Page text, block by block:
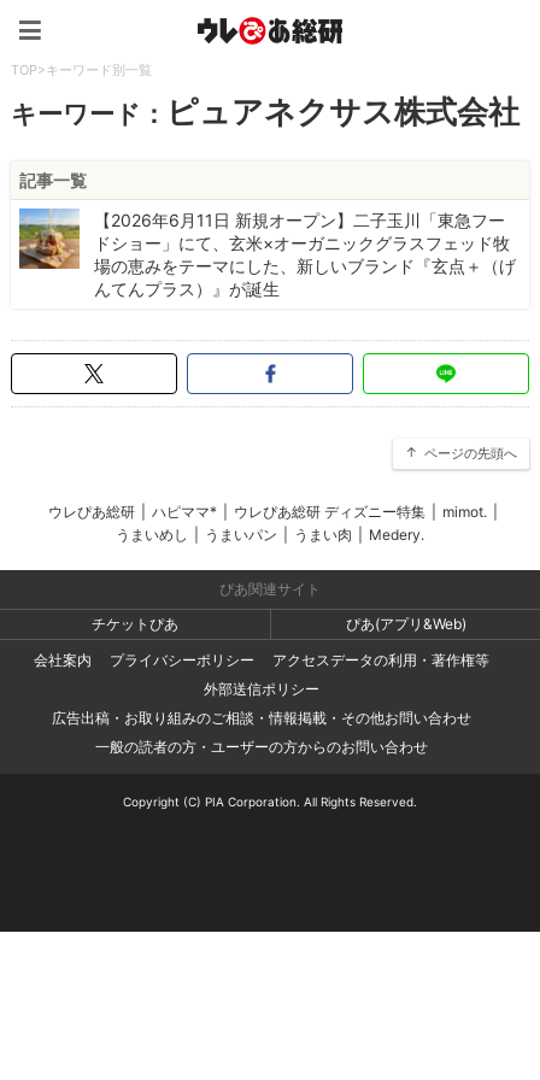
TOP>キーワード別一覧
キーワード： ピュアネクサス株式会社
記事一覧
【2026年6月11日 新規オープン】二子玉川「東急フー
ドショー」にて、玄米×オーガニックグラスフェッド牧
場の恵みをテーマにした、新しいブランド『玄点＋（げ
んてんプラス）』が誕生
ページの先頭へ
ウレぴあ総研 ハピママ* ウレぴあ総研 ディズニー特集 mimot.
うまいめし
うまいパン うまい肉 Medery.
ぴあ関連サイト
チケットぴあ
ぴあ(アプリ&Web)
会社案内
プライバシーポリシー
アクセスデータの利用・著作権等
外部送信ポリシー
広告出稿・お取り組みのご相談・情報掲載・その他お問い合わせ
一般の読者の方・ユーザーの方からのお問い合わせ
Copyright (C) PIA Corporation. All Rights Reserved.